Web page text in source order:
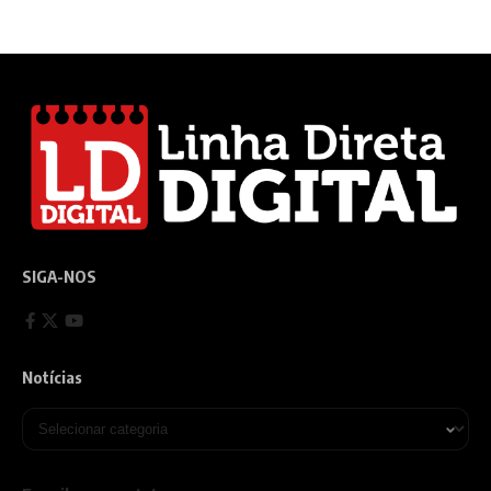
SIGA-NOS
Notícias